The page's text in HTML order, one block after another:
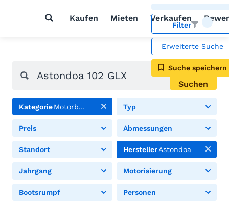
Kaufen Mieten Verkaufen
Filter
Erweiterte Suche
Suche speichern
Suchen
KategorieMotorboote Typ
Preis Abmessungen
Standort HerstellerAstondoa
Jahrgang Motorisierung
Bootsrumpf Personen